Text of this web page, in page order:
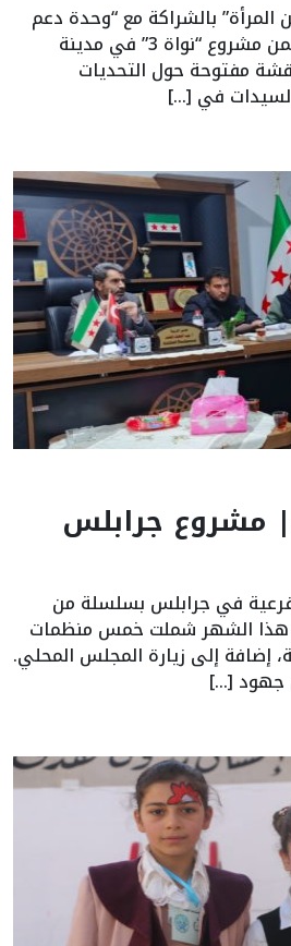
بالشراكة مع “وحدة دعم
الاستقرار” ورشة عمل ضمن مشروع “نواة 3” في مدينة
مفتوحة حول التحديات
في […]
مشروع جرابلس
في جرابلس بسلسلة من
هذا الشهر شملت خمس منظمات
إضافة إلى زيارة المجلس المحلي.
جهود […]